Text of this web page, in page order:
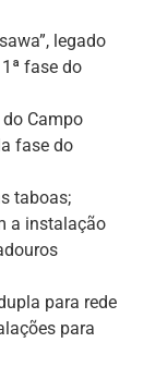
legado
fase do
Campo
fase do
taboas;
a instalação
para rede
para